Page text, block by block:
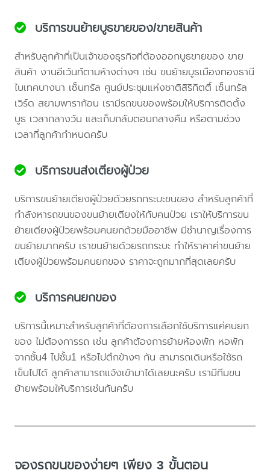
บริการขนย้ายบูธขายของ/ขายสินค้า
สำหรับลูกค้าที่เป็นเจ้าของธุรกิจที่ต้องออกบูธขายของ ขาย
สินค้า งานอีเว้นท์ตามห้างต่างๆ เช่น ขนย้ายบูธเมืองทองธานี
ไบเทคบางนา เซ็นทรัล ศูนย์ประชุมแห่งชาติสิริกิตติ์ เซ็นทรัล
เวิร์ด สยามพาราก้อน เรามีรถขนของพร้อมให้บริการติดตั้ง
บูธ เวลากลางวัน และเก็บกลับตอนกลางคืน หรือตามช่วง
เวลาที่ลูกค้ากำหนดครับ
บริการขนส่งเตียงผู้ป่วย
บริการขนย้ายเตียงผู้ป่วยด้วยรถกระบะขนของ สำหรับลูกค้าที่
กำลังหารถขนของขนย้ายเตียงให้กับคนป่วย เราให้บริการขน
ย้ายเตียงผู้ป่วยพร้อมคนยกด้วยมืออาชีพ มีชำนาญเรื่องการ
ขนย้ายมากครับ เราขนย้ายด้วยรถกระบะ ทำให้ราคาค่าขนย้าย
เตียงผู้ป่วยพร้อมคนยกของ ราคาจะถูกมากที่สุดเลยครับ
บริการคนยกของ
บริการนี้เหมาะสำหรับลูกค้าที่ต้องการเลือกใช้บริการแค่คนยก
ของ ไม่ต้องการรถ เช่น ลูกค้าต้องการย้ายห้องพัก หอพัก
จากชั้น4 ไปชั้น1 หรือไปตึกข้างๆ กัน สามารถเดินหรือใช้รถ
เข็นไปได้ ลูกค้าสามารถแจ้งเข้ามาได้เลยนะครับ เรามีทีมขน
ย้ายพร้อมให้บริการเช่นกันครับ
จองรถขนของง่ายๆ เพียง 3 ขั้นตอน